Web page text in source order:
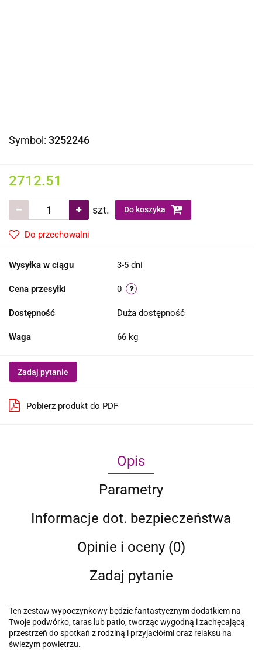
Symbol: 3252246
2712.51
szt. Do koszyka
Do przechowalni
Wysyłka w ciągu 3-5 dni
Cena przesyłki 0
Dostępność Duża dostępność
Waga 66 kg
Zadaj pytanie
Pobierz produkt do PDF
Opis
Parametry
Informacje dot. bezpieczeństwa
Opinie i oceny (0)
Zadaj pytanie
Ten zestaw wypoczynkowy będzie fantastycznym dodatkiem na
Twoje podwórko, taras lub patio, tworząc wygodną i zachęcającą
przestrzeń do spotkań z rodziną i przyjaciółmi oraz relaksu na
świeżym powietrzu.